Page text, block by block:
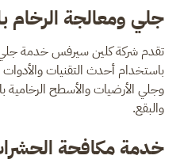
جلي ومعالجة الرخام
تقدم شركة كلين سيرفس خدمة جلي
باستخدام أحدث التقنيات والأدوات
وجلي الأرضيات والأسطح الرخامية
والبقع.
خدمة مكافحة